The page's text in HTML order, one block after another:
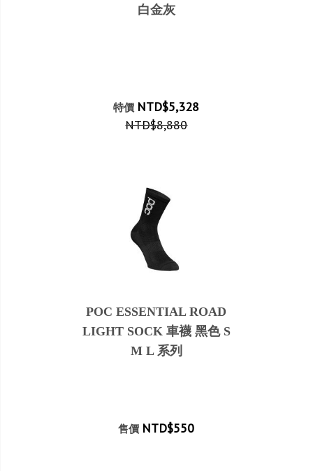
白金灰
特價 NTD$5,328
NTD$8,880
POC ESSENTIAL ROAD
LIGHT SOCK 車襪 黑色 S
M L 系列
售價 NTD$550